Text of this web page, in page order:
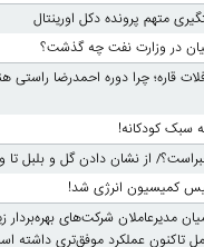
متهم پرونده دکل اورینتال
در وزارت نفت چه گذشت؟
قاره؛ چرا دوره احمدرضا راستی
سبک کودکانه!
از نشان دادن گل و بلبل تا
کمیسیون انرژی شد!
مدیرعاملان شرکت‌های
تاکنون عملکرد موفق‌تری داشته